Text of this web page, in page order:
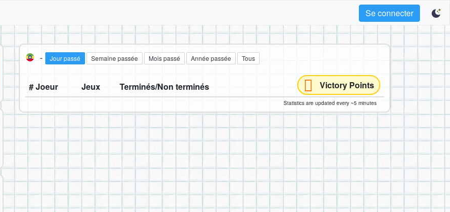
Se connecter
- Jour passé Semaine passée Mois passé Année passée Tous
# Joeur Jeux Terminés/Non terminés Victory Points
Statistics are updated every ~5 minutes